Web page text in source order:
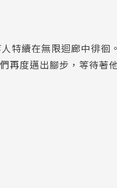
特續在無限迴廊中徘
再度邁出腳步，等待著